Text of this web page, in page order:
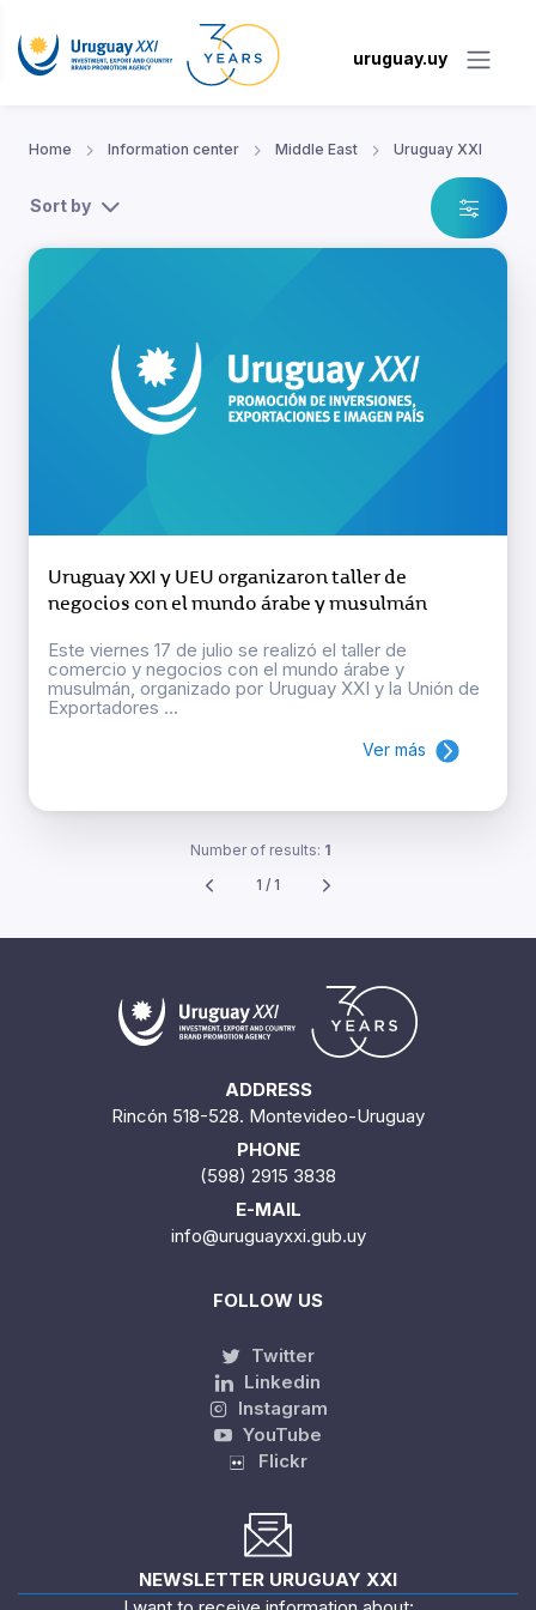
uruguay.uy
Home Information center Middle East Uruguay XXI
Sort by
Uruguay XXI y UEU organizaron taller de
negocios con el mundo árabe y musulmán
Este viernes 17 de julio se realizó el taller de
comercio y negocios con el mundo árabe y
musulmán, organizado por Uruguay XXI y la Unión de
Exportadores ...
Ver más
Number of results: 1
1 / 1
ADDRESS
Rincón 518-528. Montevideo-Uruguay
PHONE
(598) 2915 3838
E-MAIL
info@uruguayxxi.gub.uy
FOLLOW US
Twitter
Linkedin
Instagram
YouTube
Flickr
NEWSLETTER URUGUAY XXI